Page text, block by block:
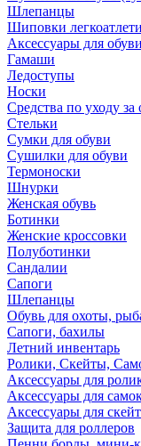
Шлепанцы
Шиповки
Аксессуары для обуви
Гамаши
Ледоступы
Носки
Средства по уходу за
Стельки
Сумки для обуви
Сушилки для обуви
Термоноски
Шнурки
Женская обувь
Ботинки
Женские кроссовки
Полуботинки
Сандалии
Сапоги
Шлепанцы
Обувь для охоты,
Сапоги, бахилы
Летний инвентарь
Ролики, Скейты,
Аксессуары для
Аксессуары для
Аксессуары для
Защита для роллеров